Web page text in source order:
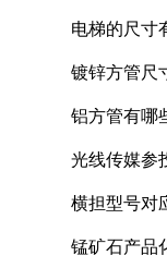
电梯的尺寸
镀锌方管尺
铝方管有哪
光线传媒参
横担型号对
锰矿石产品